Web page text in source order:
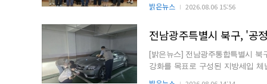
밝은뉴스 2026.08.06 15:56
전남광주특별시 북구, '공
[밝은뉴스] 전남광주통합특별시
강화를 목표로 구성된 지방세입 체납관리단